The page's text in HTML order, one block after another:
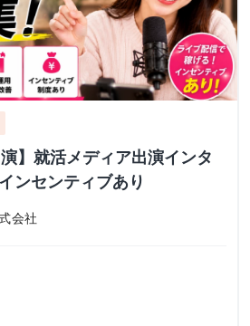
】就活メディア出演インタ
ンセンティブあり
会社